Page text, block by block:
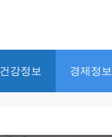
건강정보 경제정보